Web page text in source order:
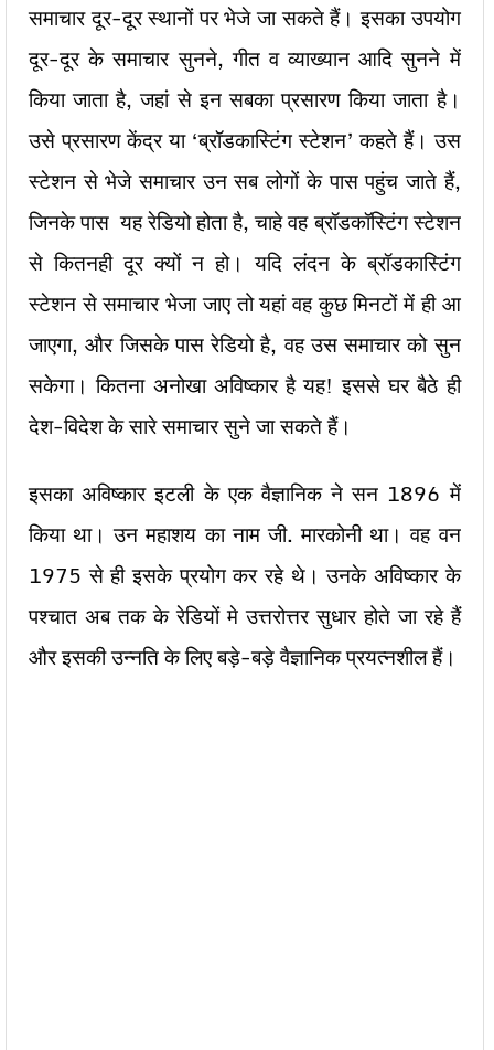
समाचार दूर-दूर स्थानों पर भेजे जा सकते हैं। इसका उपयोग
दूर-दूर के समाचार सुनने, गीत व व्याख्यान आदि सुनने में
किया जाता है, जहां से इन सबका प्रसारण किया जाता है।
उसे प्रसारण केंद्र या ‘ब्रॉडकास्टिंग स्टेशन’ कहते हैं। उस
स्टेशन से भेजे समाचार उन सब लोगों के पास पहुंच जाते हैं,
जिनके पास यह रेडियो होता है, चाहे वह ब्रॉडकॉस्टिंग स्टेशन
से कितनही दूर क्यों न हो। यदि लंदन के ब्रॉडकास्टिंग
स्टेशन से समाचार भेजा जाए तो यहां वह कुछ मिनटों में ही आ
जाएगा, और जिसके पास रेडियो है, वह उस समाचार को सुन
सकेगा। कितना अनोखा अविष्कार है यह! इससे घर बैठे ही
देश-विदेश के सारे समाचार सुने जा सकते हैं।
इसका अविष्कार इटली के एक वैज्ञानिक ने सन 1896 में
किया था। उन महाशय का नाम जी. मारकोनी था। वह वन
1975 से ही इसके प्रयोग कर रहे थे। उनके अविष्कार के
पश्चात अब तक के रेडियों मे उत्तरोत्तर सुधार होते जा रहे हैं
और इसकी उन्नति के लिए बड़े-बड़े वैज्ञानिक प्रयत्नशील हैं।